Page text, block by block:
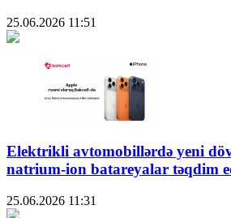
25.06.2026 11:51
Elektrikli avtomobillərdə yeni
natrium-ion batareyalar təqdim
25.06.2026 11:31